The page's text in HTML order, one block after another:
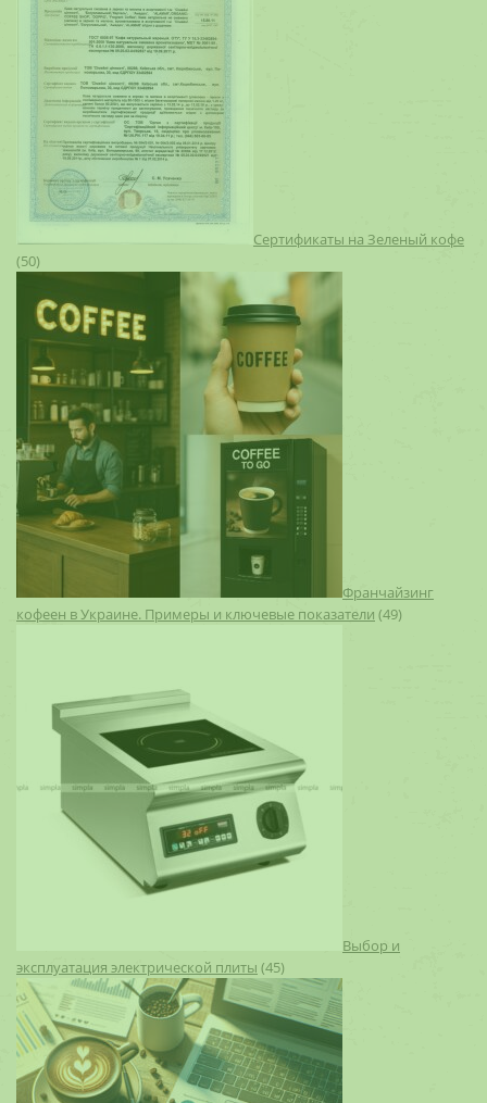
Сертификаты на Зеленый кофе
(50)
Франчайзинг
кофеен в Украине. Примеры и ключевые показатели (49)
Выбор и
эксплуатация электрической плиты (45)